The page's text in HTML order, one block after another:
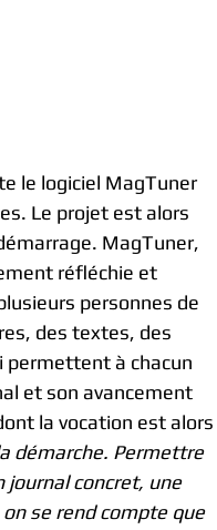
le logiciel MagTuner
Le projet est alors
MagTuner,
réfléchie et
personnes de
des textes, des
permettent à chacun
et son avancement
la vocation est alors
démarche. Permettre
journal concret, une
se rend compte que